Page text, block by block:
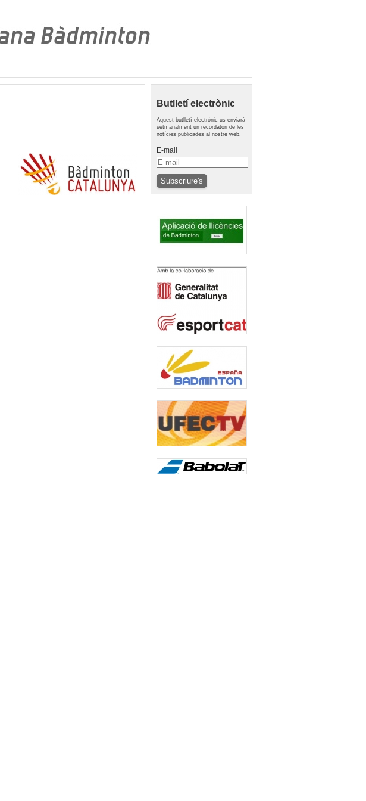
Butlletí electrònic
Aquest butlletí electrònic us enviarà
setmanalment un recordatori de les
notícies publicades al nostre web.
E-mail